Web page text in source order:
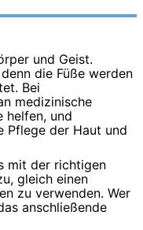
und Geist.
die Füße werden
Bei
medizinische
helfen, und
Pflege der Haut und
mit der richtigen
gleich einen
zu verwenden. Wer
anschließende